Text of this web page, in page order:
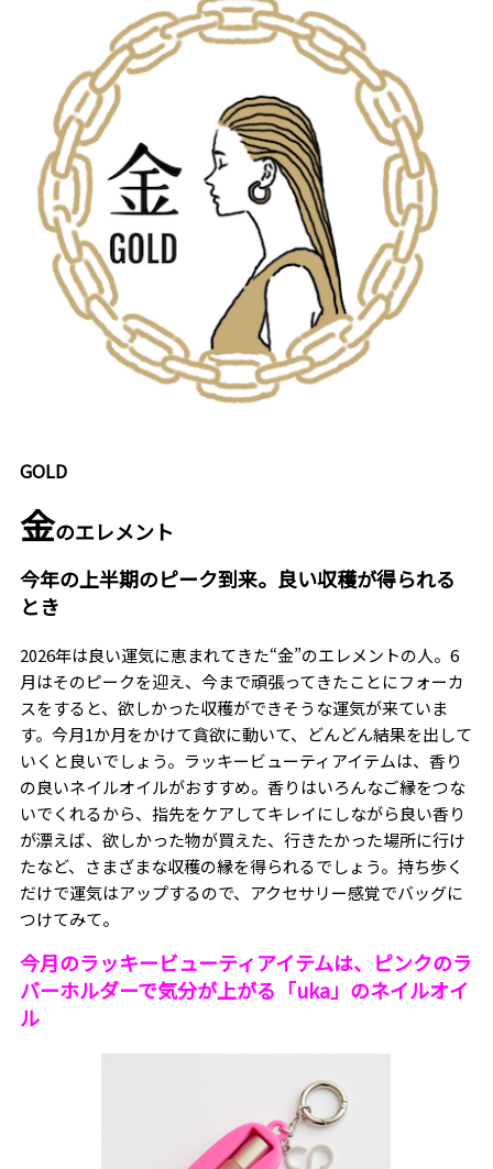
GOLD
金のエレメント
今年の上半期のピーク到来。良い収穫が得られる
とき
2026年は良い運気に恵まれてきた“金”のエレメントの人。6
月はそのピークを迎え、今まで頑張ってきたことにフォーカ
スをすると、欲しかった収穫ができそうな運気が来ていま
す。今月1か月をかけて貪欲に動いて、どんどん結果を出して
いくと良いでしょう。ラッキービューティアイテムは、香り
の良いネイルオイルがおすすめ。香りはいろんなご縁をつな
いでくれるから、指先をケアしてキレイにしながら良い香り
が漂えば、欲しかった物が買えた、行きたかった場所に行け
たなど、さまざまな収穫の縁を得られるでしょう。持ち歩く
だけで運気はアップするので、アクセサリー感覚でバッグに
つけてみて。
今月のラッキービューティアイテムは、ピンクのラ
バーホルダーで気分が上がる 「uka」のネイルオイ
ル